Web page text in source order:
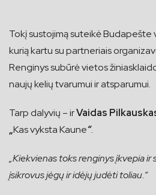
Tokį sustojimą suteikė Budapešte
kurią kartu su partneriais
Renginys subūrė vietos
naujų kelių tvarumui ir atsparumui.
Tarp dalyvių – irVaidas
„Kas vyksta Kaune“.
„Kiekvienas toks renginys įkvepia ir
įsikrovus jėgų ir idėjų judėti toliau.“